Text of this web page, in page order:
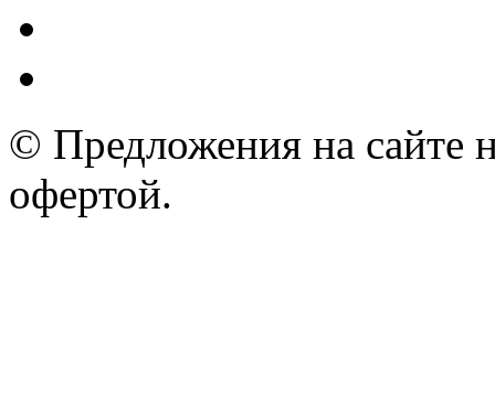
© Предложения на сайте
офертой.